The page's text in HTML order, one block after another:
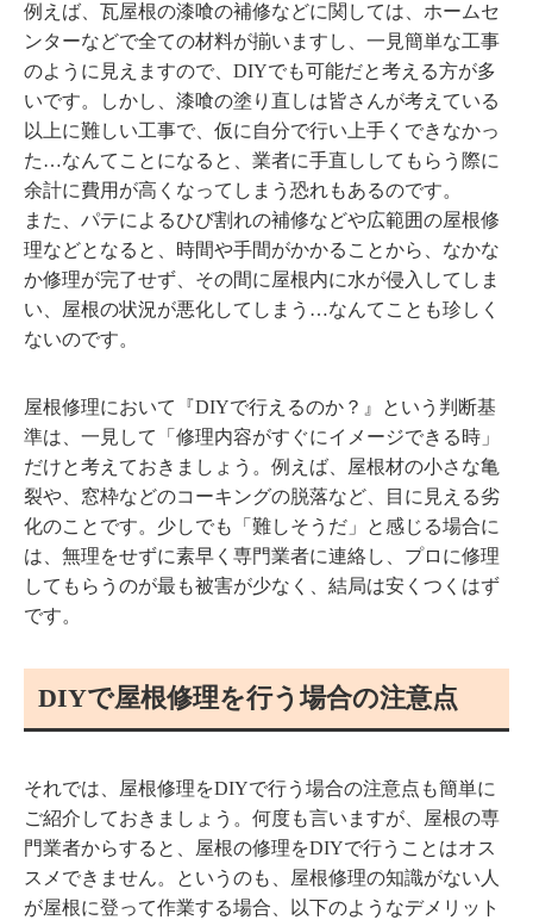
例えば、瓦屋根の漆喰の補修などに関しては、ホームセ
ンターなどで全ての材料が揃いますし、一見簡単な工事
のように見えますので、DIYでも可能だと考える方が多
いです。しかし、漆喰の塗り直しは皆さんが考えている
以上に難しい工事で、仮に自分で行い上手くできなかっ
た…なんてことになると、業者に手直ししてもらう際に
余計に費用が高くなってしまう恐れもあるのです。
また、パテによるひび割れの補修などや広範囲の屋根修
理などとなると、時間や手間がかかることから、なかな
か修理が完了せず、その間に屋根内に水が侵入してしま
い、屋根の状況が悪化してしまう…なんてことも珍しく
ないのです。
屋根修理において『DIYで行えるのか？』という判断基
準は、一見して「修理内容がすぐにイメージできる時」
だけと考えておきましょう。例えば、屋根材の小さな亀
裂や、窓枠などのコーキングの脱落など、目に見える劣
化のことです。少しでも「難しそうだ」と感じる場合に
は、無理をせずに素早く専門業者に連絡し、プロに修理
してもらうのが最も被害が少なく、結局は安くつくはず
です。
DIYで屋根修理を行う場合の注意点
それでは、屋根修理をDIYで行う場合の注意点も簡単に
ご紹介しておきましょう。何度も言いますが、屋根の専
門業者からすると、屋根の修理をDIYで行うことはオス
スメできません。というのも、屋根修理の知識がない人
が屋根に登って作業する場合、以下のようなデメリット